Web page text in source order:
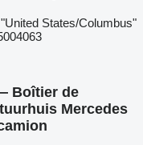
States/Columbus"
Boîtier de
Mercedes